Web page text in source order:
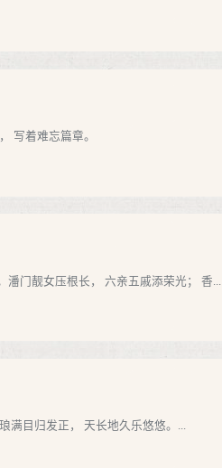
写着难忘篇章。
门靓女压根长， 六亲五戚添荣光； 香...
满目归发正， 天长地久乐悠悠。...